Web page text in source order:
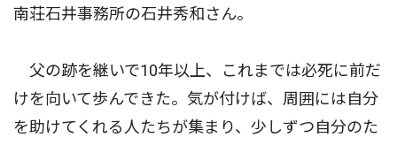
南荘石井事務所の石井秀和さん。
父の跡を継いで10年以上、これまでは必死に前だ
けを向いて歩んできた。気が付けば、周囲には自分
を助けてくれる人たちが集まり、少しずつ自分のた